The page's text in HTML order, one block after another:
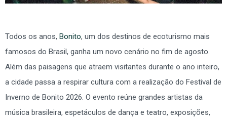
Todos os anos, Bonito, um dos destinos de ecoturismo mais
famosos do Brasil, ganha um novo cenário no fim de agosto.
Além das paisagens que atraem visitantes durante o ano inteiro,
a cidade passa a respirar cultura com a realização do Festival de
Inverno de Bonito 2026. O evento reúne grandes artistas da
música brasileira, espetáculos de dança e teatro, exposições,